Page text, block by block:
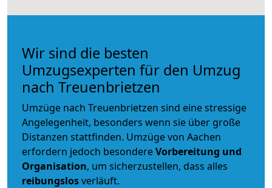
Wir sind die besten
Umzugsexperten für den Umzug
nach Treuenbrietzen
Umzüge nach Treuenbrietzen sind eine stressige
Angelegenheit, besonders wenn sie über große
Distanzen stattfinden. Umzüge von Aachen
erfordern jedoch besondereVorbereitung und
Organisation, um sicherzustellen, dass alles
reibungslosverläuft.